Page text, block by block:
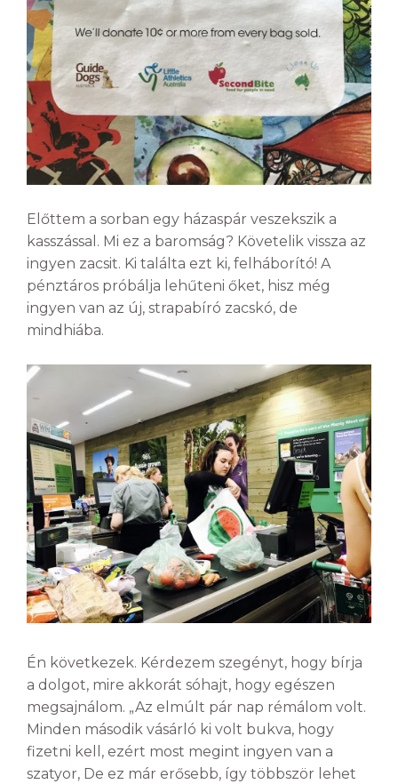
Előttem a sorban egy házaspár veszekszik a
kasszással. Mi ez a baromság? Követelik vissza az
ingyen zacsit. Ki találta ezt ki, felháborító! A
pénztáros próbálja lehűteni őket, hisz még
ingyen van az új, strapabíró zacskó, de
mindhiába.
Én következek. Kérdezem szegényt, hogy bírja
a dolgot, mire akkorát sóhajt, hogy egészen
megsajnálom. „Az elmúlt pár nap rémálom volt.
Minden második vásárló ki volt bukva, hogy
fizetni kell, ezért most megint ingyen van a
szatyor, De ez már erősebb, így többször lehet